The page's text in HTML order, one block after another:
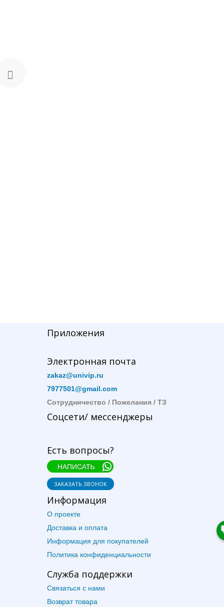
Приложения
Электронная почта
zakaz@univip.ru
7977501@gmail.com
Сотрудничество / Пожелания / ТЗ
Соцсети/ мессенджеры
Есть вопросы?
ЗАКАЗАТЬ ЗВОНОК
Информация
О проекте
Доставка и оплата
Информация для покупателей
Политика конфиденциальности
Служба поддержки
Связаться с нами
Возврат товара